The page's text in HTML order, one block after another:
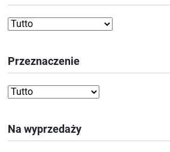
Przeznaczenie
Na wyprzedaży